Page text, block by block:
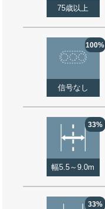
75歳以上
100%
信号なし
33%
幅5.5～9.0m
33%